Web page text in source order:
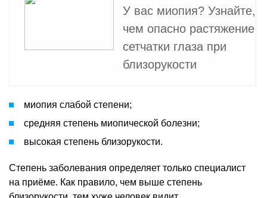
У вас миопия? Узнайте,
чем опасно растяжение
сетчатки глаза при
близорукости
миопия слабой степени;
средняя степень миопической болезни;
высокая степень близорукости.
Степень заболевания определяет только специалист
на приёме. Как правило, чем выше степень